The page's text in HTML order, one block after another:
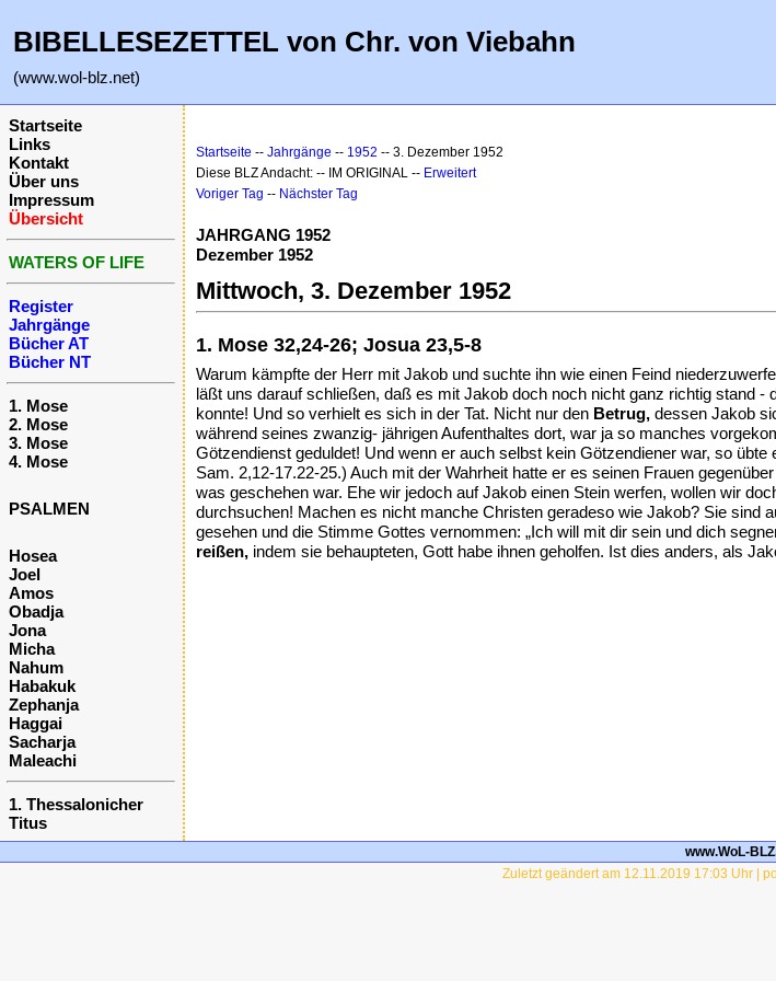
BIBELLESEZETTEL von Chr. von Viebahn
(www.wol-blz.net)
Startseite
Links
Kontakt
Über uns
Impressum
Übersicht
WATERS OF LIFE
Register
Jahrgänge
Bücher AT
Bücher NT
1. Mose
2. Mose
3. Mose
4. Mose
PSALMEN
Hosea
Joel
Amos
Obadja
Jona
Micha
Nahum
Habakuk
Zephanja
Haggai
Sacharja
Maleachi
1. Thessalonicher
Titus
Startseite -- Jahrgänge -- 1952 -- 3. Dezember 1952
Diese BLZ Andacht: -- IM ORIGINAL -- Erweitert
Voriger Tag -- Nächster Tag
JAHRGANG 1952
Dezember 1952
Mittwoch, 3. Dezember 1952
1. Mose 32,24-26; Josua 23,5-8
Warum kämpfte der Herr mit Jakob und suchte ihn wie einen Feind
läßt uns darauf schließen, daß es mit Jakob doch noch nicht ganz richtig stand
konnte! Und so verhielt es sich in der Tat. Nicht nur den Betrug, dessen Jakob
während seines zwanzig- jährigen Aufenthaltes dort, war ja so manches
Götzendienst geduldet! Und wenn er auch selbst kein Götzendiener war, so
Sam. 2,12-17.22-25.) Auch mit der Wahrheit hatte er es seinen Frauen
was geschehen war. Ehe wir jedoch auf Jakob einen Stein werfen, wollen wir
durchsuchen! Machen es nicht manche Christen geradeso wie Jakob? Sie sind
gesehen und die Stimme Gottes vernommen: „Ich will mit dir sein und dich
reißen, indem sie behaupteten, Gott habe ihnen geholfen. Ist dies anders, als
www.WoL-
Zuletzt geändert am 12.11.2019 17:03 Uhr |